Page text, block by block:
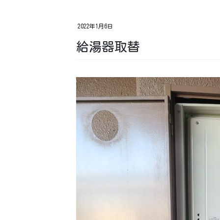
2022年1月6日
給湯器取替